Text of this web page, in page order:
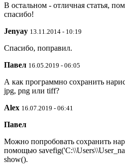
В остальном - отличная статья,
спасибо!
Jenyay 13.11.2014 - 10:19
Спасибо, поправил.
Павел 16.05.2019 - 06:05
А как программно сохранить
jpg, png или tiff?
Alex 16.07.2019 - 06:41
Павел
Можно попробовать сохранить
помощью
show().